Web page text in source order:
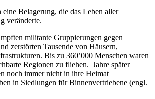
eine Belagerung, die das Leben aller
veränderte.
militante Gruppierungen gegen
zerstörten Tausende von Häusern,
Bis zu 360’000 Menschen waren
Regionen zu fliehen. Jahre später
noch immer nicht in ihre Heimat
in Siedlungen für Binnenvertriebene (engl.